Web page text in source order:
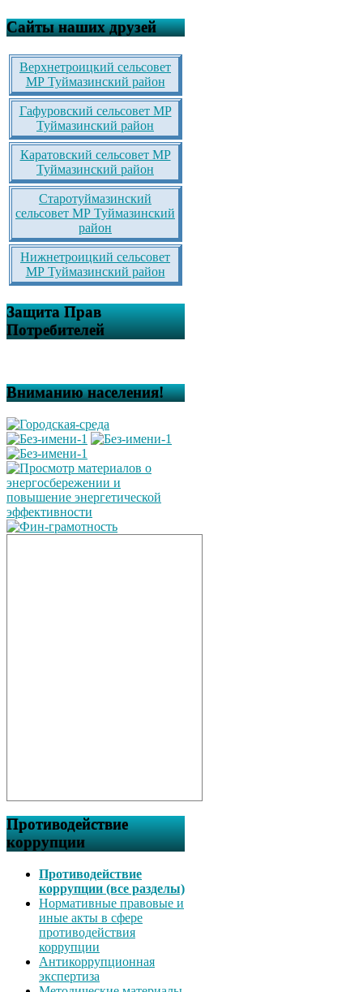
Сайты наших друзей
Верхнетроицкий сельсовет
МР Туймазинский район
Гафуровский сельсовет МР
Туймазинский район
Каратовский сельсовет МР
Туймазинский район
Старотуймазинский
сельсовет МР Туймазинский
район
Нижнетроицкий сельсовет
МР Туймазинский район
Защита Прав
Потребителей
Вниманию населения!
Противодействие
коррупции
Противодействие
коррупции (все разделы)
Нормативные правовые и
иные акты в сфере
противодействия
коррупции
Антикоррупционная
экспертиза